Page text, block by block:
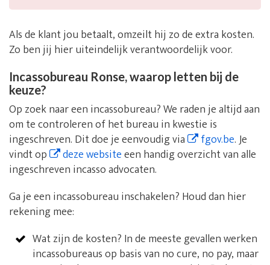
Als de klant jou betaalt, omzeilt hij zo de extra kosten.
Zo ben jij hier uiteindelijk verantwoordelijk voor.
Incassobureau Ronse, waarop letten bij de
keuze?
Op zoek naar een incassobureau? We raden je altijd aan
om te controleren of het bureau in kwestie is
ingeschreven. Dit doe je eenvoudig via
fgov.be. Je
vindt op
deze websiteeen handig overzicht van alle
ingeschreven incasso advocaten.
Ga je een incassobureau inschakelen? Houd dan hier
rekening mee:
Wat zijn de kosten? In de meeste gevallen werken
incassobureaus op basis van no cure, no pay, maar